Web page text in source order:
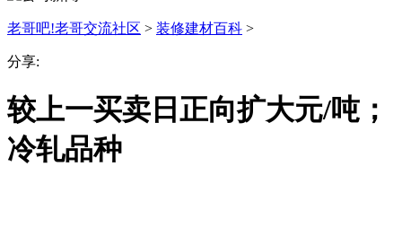
老哥吧!老哥交流社区 > 装修建材百科 >
分享:
较上一买卖日正向扩大元/吨；
冷轧品种